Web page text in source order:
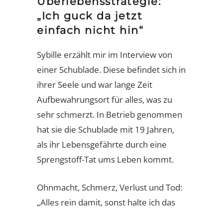
„Ich guck da jetzt
einfach nicht hin“
Sybille erzählt mir im Interview von
einer Schublade. Diese befindet sich in
ihrer Seele und war lange Zeit
Aufbewahrungsort für alles, was zu
sehr schmerzt. In Betrieb genommen
hat sie die Schublade mit 19 Jahren,
als ihr Lebensgefährte durch eine
Sprengstoff-Tat ums Leben kommt.
Ohnmacht, Schmerz, Verlust und Tod:
„Alles rein damit, sonst halte ich das